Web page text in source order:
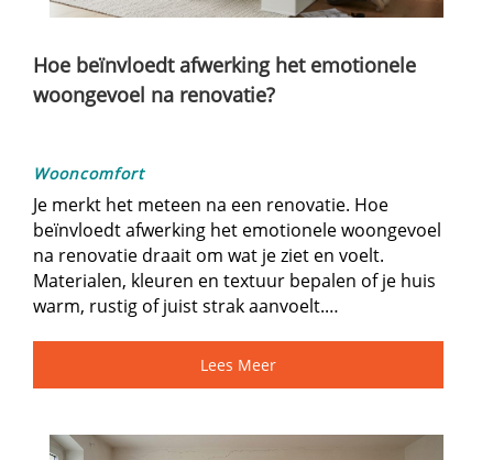
Hoe beïnvloedt afwerking het emotionele
woongevoel na renovatie?
Wooncomfort
Je merkt het meteen na een renovatie.​ Hoe
beïnvloedt afwerking het emotionele woongevoel
na renovatie draait om wat je ziet en voelt.​
Materialen, kleuren en textuur bepalen of je huis
warm, rustig of juist strak aanvoelt.​…
Lees Meer